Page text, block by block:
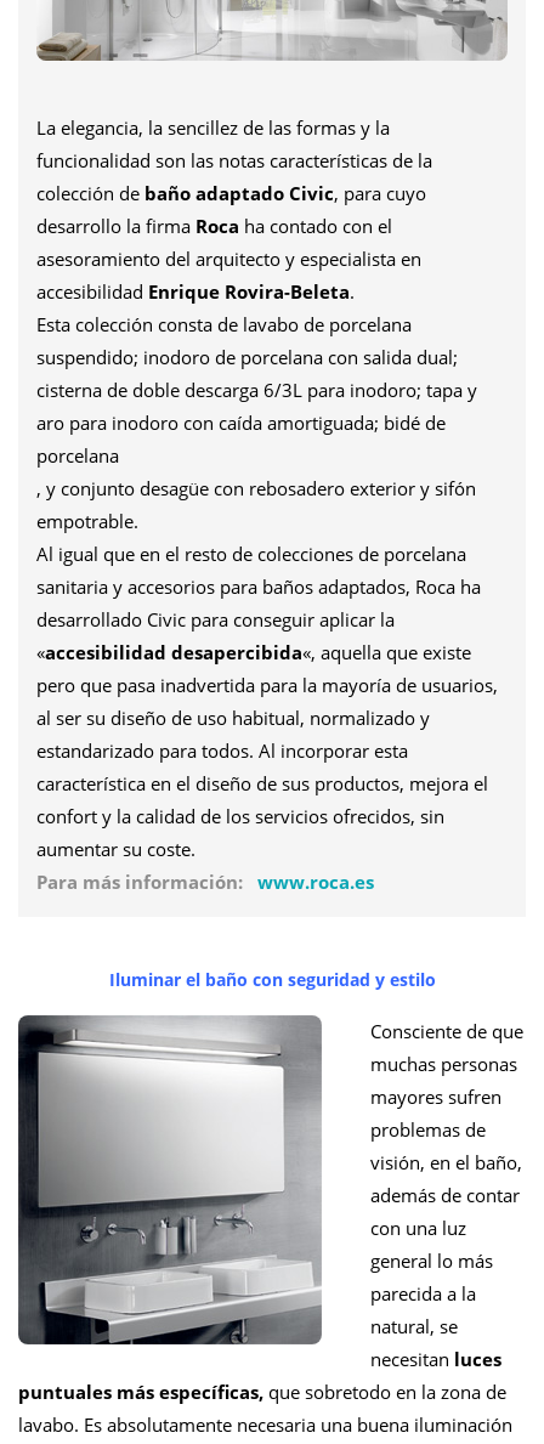
La elegancia, la sencillez de las formas y la
funcionalidad son las notas características de la
colección de baño adaptado Civic, para cuyo
desarrollo la firma Roca ha contado con el
asesoramiento del arquitecto y especialista en
accesibilidad Enrique Rovira-Beleta.
Esta colección consta de lavabo de porcelana
suspendido; inodoro de porcelana con salida dual;
cisterna de doble descarga 6/3L para inodoro; tapa y
aro para inodoro con caída amortiguada; bidé de
porcelana
, y conjunto desagüe con rebosadero exterior y sifón
empotrable.
Al igual que en el resto de colecciones de porcelana
sanitaria y accesorios para baños adaptados, Roca ha
desarrollado Civic para conseguir aplicar la
«accesibilidad desapercibida«, aquella que existe
pero que pasa inadvertida para la mayoría de usuarios,
al ser su diseño de uso habitual, normalizado y
estandarizado para todos. Al incorporar esta
característica en el diseño de sus productos, mejora el
confort y la calidad de los servicios ofrecidos, sin
aumentar su coste.
Para más información: www.roca.es
Iluminar el baño con seguridad y estilo
Consciente de que
muchas personas
mayores sufren
problemas de
visión, en el baño,
además de contar
con una luz
general lo más
parecida a la
natural, se
necesitan luces
puntuales más específicas, que sobretodo en la zona de
lavabo. Es absolutamente necesaria una buena iluminación